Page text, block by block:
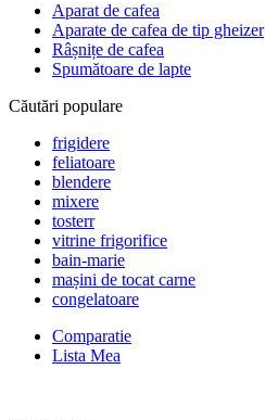
Aparat de cafea
Aparate de cafea de tip gheizer
Râșnițe de cafea
Spumătoare de lapte
Căutări populare
frigidere
feliatoare
blendere
mixere
tosterr
vitrine frigorifice
bain-marie
mașini de tocat carne
congelatoare
Comparatie
Lista Mea